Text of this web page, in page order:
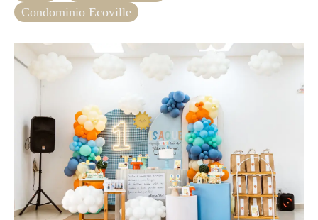
Condominio Ecoville